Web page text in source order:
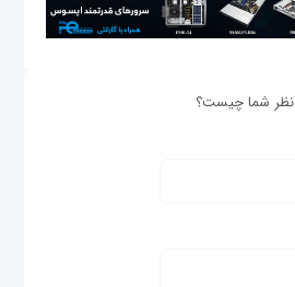
نظر شما چیست؟